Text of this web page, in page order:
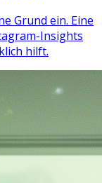
Grund ein. Eine
Insights
hilft.